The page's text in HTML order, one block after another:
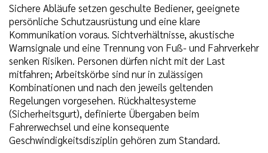
Sichere Abläufe setzen geschulte Bediener, geeignete
persönliche Schutzausrüstung und eine klare
Kommunikation voraus. Sichtverhältnisse, akustische
Warnsignale und eine Trennung von Fuß- und Fahrverkehr
senken Risiken. Personen dürfen nicht mit der Last
mitfahren; Arbeitskörbe sind nur in zulässigen
Kombinationen und nach den jeweils geltenden
Regelungen vorgesehen. Rückhaltesysteme
(Sicherheitsgurt), definierte Übergaben beim
Fahrerwechsel und eine konsequente
Geschwindigkeitsdisziplin gehören zum Standard.